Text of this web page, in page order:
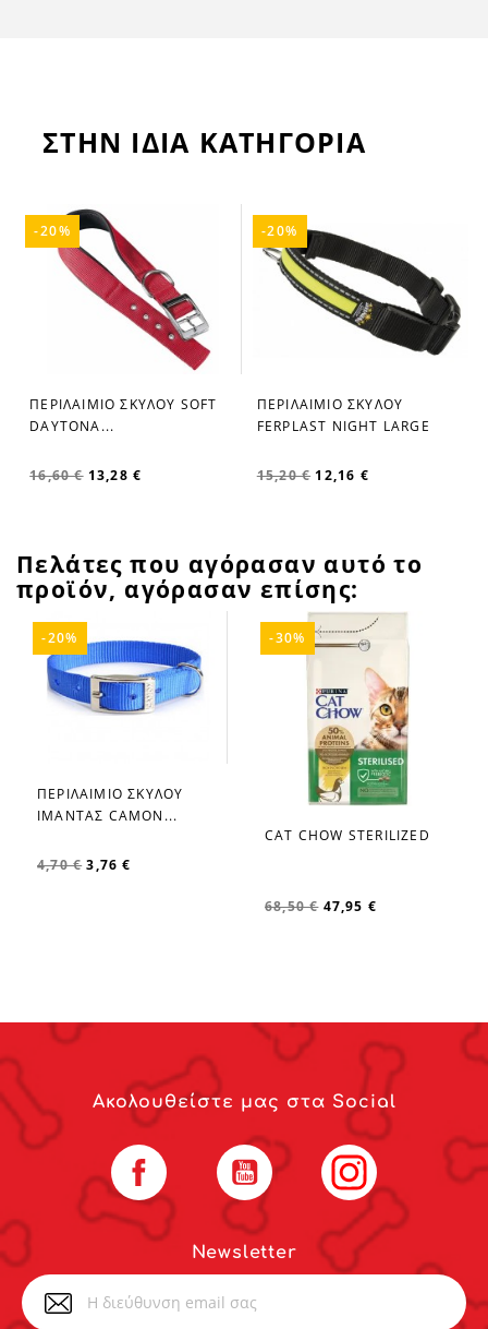
ΣΤΗΝ ΙΔΙΑ ΚΑΤΗΓΟΡΙΑ
favorite_border
ΠΕΡΙΛΑΙΜΙΟ ΣΚΥΛΟΥ SOFT
DAYTONA...
16,60 € 13,28 €
-20%
favorite_border
ΠΕΡΙΛΑΙΜΙΟ ΣΚΥΛΟΥ
FERPLAST NIGHT LARGE
15,20 € 12,16 €
-20%
Πελάτες που αγόρασαν αυτό το
προϊόν, αγόρασαν επίσης:
favorite_border
ΠΕΡΙΛΑΙΜΙΟ ΣΚΥΛΟΥ
ΙΜΑΝΤΑΣ CAMON...
4,70 € 3,76 €
-20%
favorite_border
CAT CHOW STERILIZED
68,50 € 47,95 €
-30%
Newsletter
Ακολουθείστε μας στα Social
Facebook YouTube Instagram